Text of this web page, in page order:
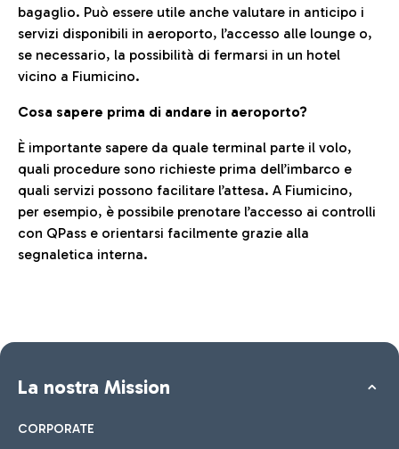
bagaglio. Può essere utile anche valutare in anticipo i
servizi disponibili in aeroporto, l’accesso alle lounge o,
se necessario, la possibilità di fermarsi in un hotel
vicino a Fiumicino.
Cosa sapere prima di andare in aeroporto?
È importante sapere da quale terminal parte il volo,
quali procedure sono richieste prima dell’imbarco e
quali servizi possono facilitare l’attesa. A Fiumicino,
per esempio, è possibile prenotare l’accesso ai controlli
con QPass e orientarsi facilmente grazie alla
segnaletica interna.
La nostra Mission
CORPORATE